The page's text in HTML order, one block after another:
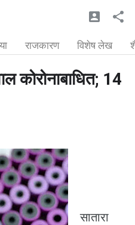
राजकारण विशेष लेख
कोरोनाबाधित; 14
सातारा